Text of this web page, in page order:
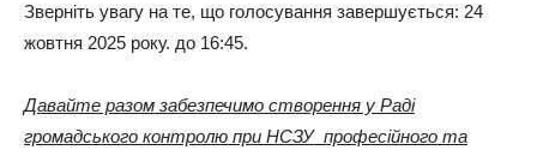
Зверніть увагу на те, що голосування завершується: 24
жовтня 2025 року. до 16:45.
Давайте разом забезпечимо створення у Раді
громадського контролю при НСЗУ професійного та